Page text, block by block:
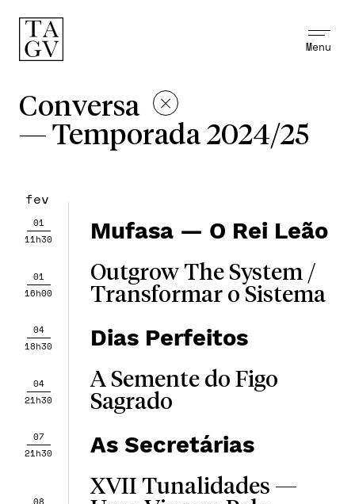
Menu
Conversa
— Temporada 2024/25
fev
01
11h30
Mufasa — O Rei Leão
01
16h00
Outgrow The System /
Transformar o Sistema
04
18h30
Dias Perfeitos
04
21h30
A Semente do Figo
Sagrado
07
21h30
As Secretárias
08
XVII Tunalidades —